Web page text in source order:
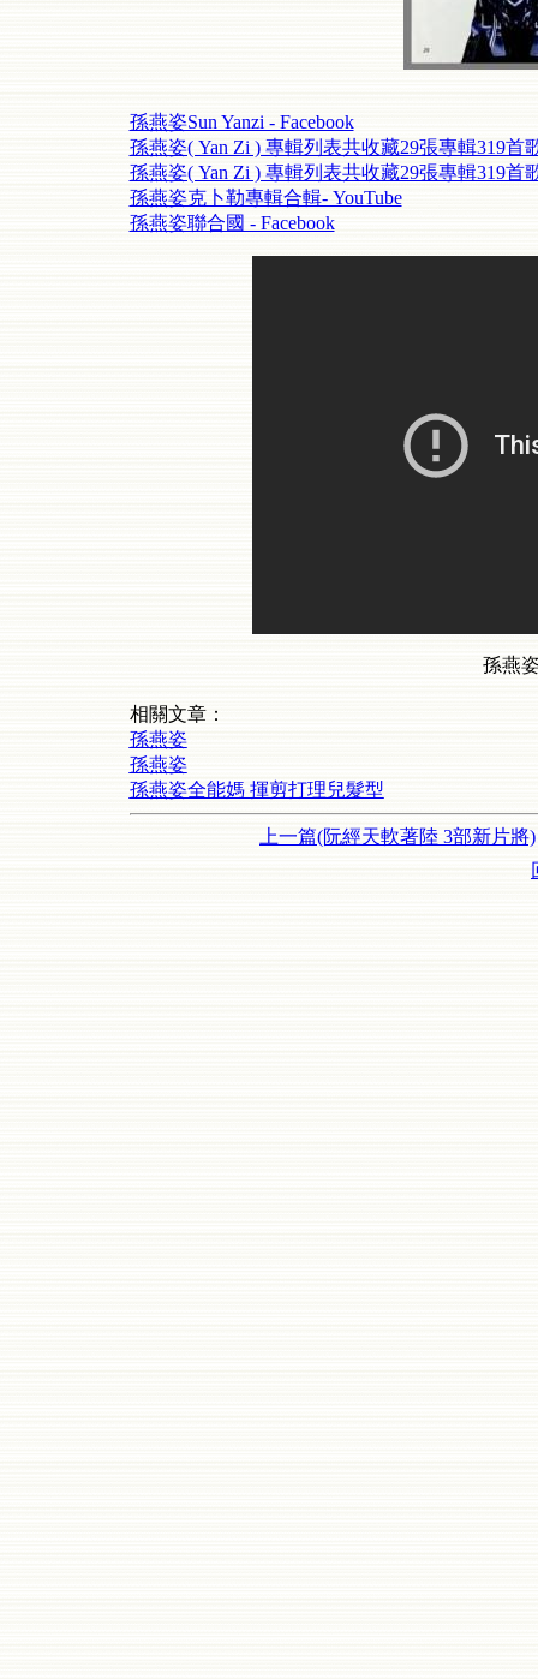
孫燕姿Sun Yanzi - Facebook
孫燕姿( Yan Zi ) 專輯列表共收藏29張專輯319首
孫燕姿( Yan Zi ) 專輯列表共收藏29張專輯319首
孫燕姿克卜勒專輯合輯- YouTube
孫燕姿聯合國 - Facebook
孫燕
相關文章：
孫燕姿
孫燕姿
孫燕姿全能媽 揮剪打理兒髮型
上一篇(阮經天軟著陸 3部新片將)